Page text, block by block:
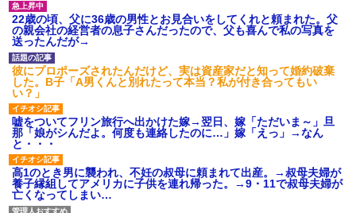
22歳の頃、父に36歳の男性とお見合いをしてくれと頼まれた。父
の親会社の経営者の息子さんだったので、父も喜んで私の写真を
送ったんだが→
彼にプロポーズされたんだけど、実は資産家だと知って婚約破棄
した。B子「A男くんと別れたって本当？私が付き合ってもい
い？」
嘘をついてフリン旅行へ出かけた嫁→翌日、嫁「ただいま～」旦
那「娘がシんだよ。何度も連絡したのに…」嫁「えっ」→なん
と・・・
高1のとき男に襲われ、不妊の叔母に頼まれて出産。→叔母夫婦が
養子縁組してアメリカに子供を連れ帰った。→9・11で叔母夫婦が
亡くなってしまい…